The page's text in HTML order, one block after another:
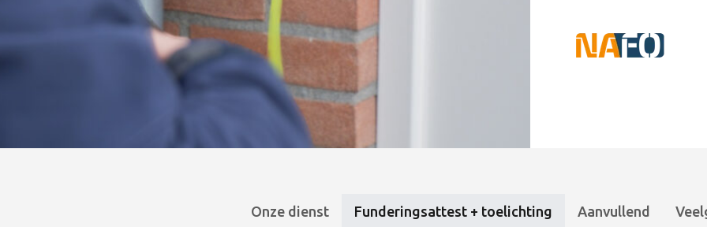
Onze dienst Funderingsattest + toelichting Aanvullend